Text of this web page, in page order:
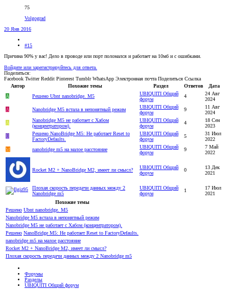
75
Volgograd
20 Янв 2016
#15
Причина 90% у вас! Дело в проводе или порт поломался и работает на 10мб и с ошибками.
Войдите или зарегистрируйтесь для ответа.
Поделиться:
Facebook Twitter Reddit Pinterest Tumblr WhatsApp Электронная почта Поделиться Ссылка
Автор
Похожие темы Раздел Ответов
Дата
A
Решено Ubnt nanobridge. M5
UBIQUITI Общий
форум
4
24 Авг
2024
A
Nanobridge M5 встала в непонятный режим
UBIQUITI Общий
форум
9
11 Авг
2024
A
Nanobridge M5 не работает с Хабом
(концентратором).
UBIQUITI Общий
форум
4
18 Сен
2023
U
Решено NanoBridge M5: Не работает Reset to
FactoryDefaults.
UBIQUITI Общий
форум
5
31 Июл
2022
M
nanobridge m5 на малое расстояние
UBIQUITI Общий
форум
9
7 Май
2022
Rocket M2 + NanoBridge M2, имеет ли смысл?
UBIQUITI Общий
форум
0
13 Дек
2021
Плохая скорость передачи данных между 2
Nanobridge m5
UBIQUITI Общий
форум
1
17 Июл
2021
Похожие темы
Решено Ubnt nanobridge. M5
Nanobridge M5 встала в непонятный режим
Nanobridge M5 не работает с Хабом (концентратором).
Решено NanoBridge M5: Не работает Reset to FactoryDefaults.
nanobridge m5 на малое расстояние
Rocket M2 + NanoBridge M2, имеет ли смысл?
Плохая скорость передачи данных между 2 Nanobridge m5
Форумы
Разделы
UBIQUITI Общий форум